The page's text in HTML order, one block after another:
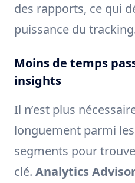
des rapports, ce qui
puissance du
Moins de temps
insights
Il n’est plus
longuement parmi
segments pour
clé. Analytics